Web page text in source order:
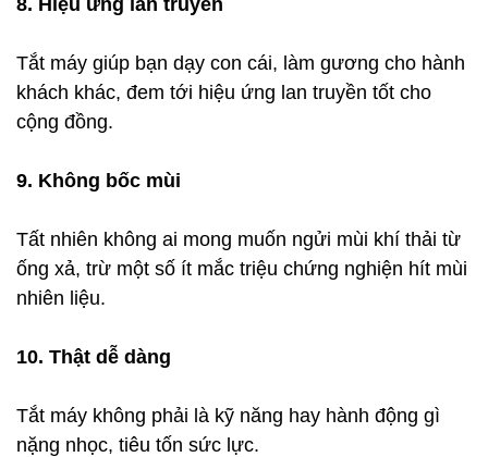
8. Hiệu ứng lan truyền
Tắt máy giúp bạn dạy con cái, làm gương cho hành
khách khác, đem tới hiệu ứng lan truyền tốt cho
cộng đồng.
9. Không bốc mùi
Tất nhiên không ai mong muốn ngửi mùi khí thải từ
ống xả, trừ một số ít mắc triệu chứng nghiện hít mùi
nhiên liệu.
10. Thật dễ dàng
Tắt máy không phải là kỹ năng hay hành động gì
nặng nhọc, tiêu tốn sức lực.